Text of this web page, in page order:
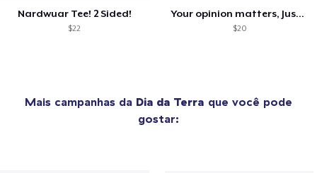
Nardwuar Tee! 2 Sided!
$22
Your opinion matters, Just not to me!
$20
Mais campanhas da Dia da Terra que você pode
gostar: